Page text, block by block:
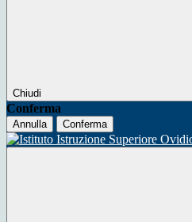
Chiudi
Conferma
Annulla Conferma